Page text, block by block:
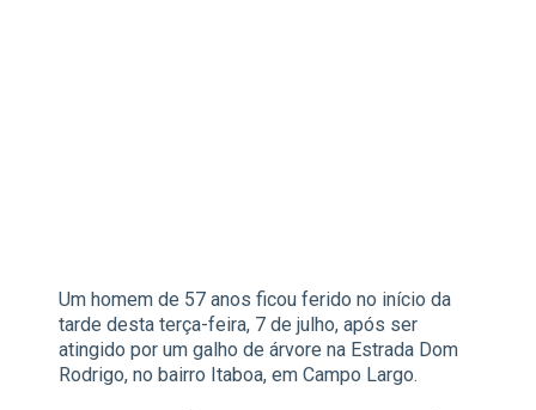
Um homem de 57 anos ficou ferido no início da
tarde desta terça-feira, 7 de julho, após ser
atingido por um galho de árvore na Estrada Dom
Rodrigo, no bairro Itaboa, em Campo Largo.